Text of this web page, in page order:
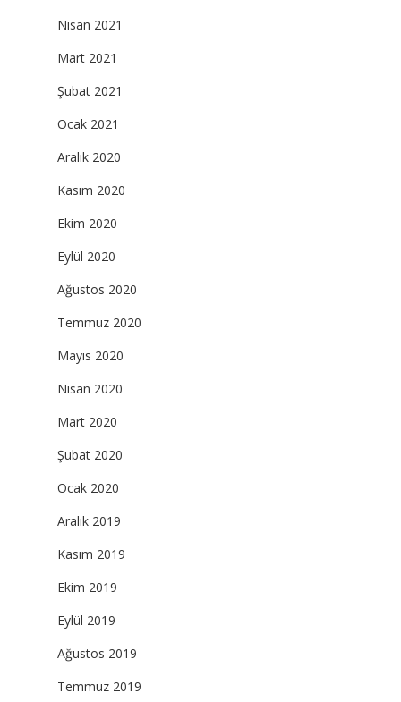
Nisan 2021
Mart 2021
Şubat 2021
Ocak 2021
Aralık 2020
Kasım 2020
Ekim 2020
Eylül 2020
Ağustos 2020
Temmuz 2020
Mayıs 2020
Nisan 2020
Mart 2020
Şubat 2020
Ocak 2020
Aralık 2019
Kasım 2019
Ekim 2019
Eylül 2019
Ağustos 2019
Temmuz 2019